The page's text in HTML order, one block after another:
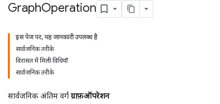
GraphOperation
इस पेज पर, यह जानकारी उपलब्ध है
सार्वजनिक तरीके
विरासत में मिली विधियाँ
सार्वजनिक तरीके
सार्वजनिक अंतिम वर्ग ग्राफ़ऑपरेशन